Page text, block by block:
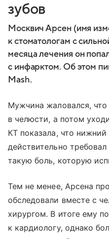
зубов
Москвич Арсен (имя
к стоматологам с
месяца лечения он
с инфарктом. Об этом
Mash.
Мужчина жаловался, что
в челюсти, а потом
КТ показала, что
действительно
такую боль, которую
Тем не менее, Арсена
обследовали вместе с
хирургом. В итоге ему
к кардиологу, однако